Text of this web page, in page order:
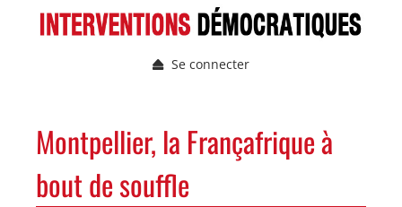
Menu
l'utilisateur
Se connecter
PRINCIPALE
Montpellier, la Françafrique à
bout de souffle